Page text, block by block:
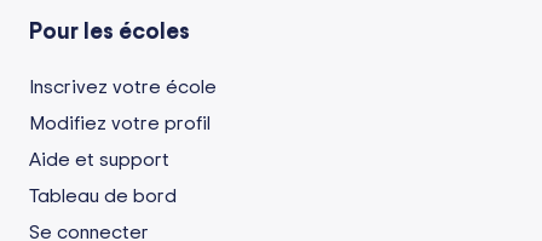
Pour les écoles
Inscrivez votre école
Modifiez votre profil
Aide et support
Tableau de bord
Se connecter